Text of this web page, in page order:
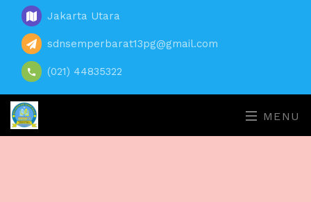
Jakarta Utara
sdnsemperbarat13pg@gmail.com
(021) 44835322
MENU